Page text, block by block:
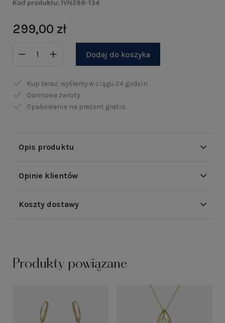
Kod produktu: 1VN298-134
299,00 zł
Dodaj do koszyka
Kup teraz, wyślemy w ciągu 24 godzin
Darmowe zwroty
Opakowanie na prezent gratis
Opis produktu
Opinie klientów
Koszty dostawy
Produkty powiązane